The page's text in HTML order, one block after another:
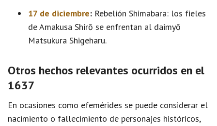
17 de diciembre: Rebelión Shimabara: los fieles
de Amakusa Shirō se enfrentan al daimyō
Matsukura Shigeharu.
Otros hechos relevantes ocurridos en el
1637
En ocasiones como efemérides se puede considerar el
nacimiento o fallecimiento de personajes históricos,